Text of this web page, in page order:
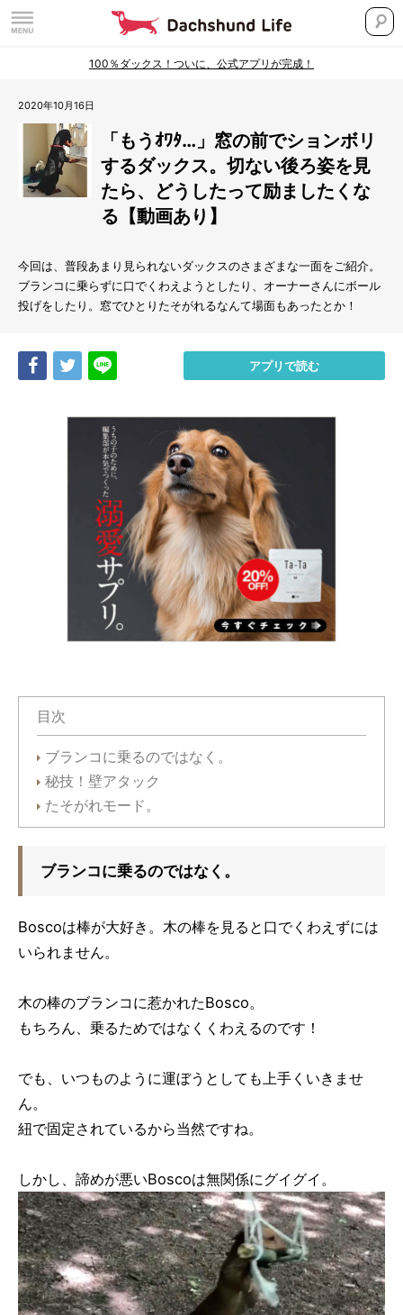
100％ダックス！ついに、公式アプリが完成！
2020年10月16日
「もうｵﾜﾀ…」窓の前でションボリ
するダックス。切ない後ろ姿を見
たら、どうしたって励ましたくな
る【動画あり】
今回は、普段あまり見られないダックスのさまざまな一面をご紹介。
ブランコに乗らずに口でくわえようとしたり、オーナーさんにボール
投げをしたり。窓でひとりたそがれるなんて場面もあったとか！
Share Tweet アプリで読む
目次
ブランコに乗るのではなく。
秘技！壁アタック
たそがれモード。
ブランコに乗るのではなく。
Boscoは棒が大好き。木の棒を見ると口でくわえずには
いられません。
木の棒のブランコに惹かれたBosco。
もちろん、乗るためではなくくわえるのです！
でも、いつものように運ぼうとしても上手くいきませ
ん。
紐で固定されているから当然ですね。
しかし、諦めが悪いBoscoは無関係にグイグイ。